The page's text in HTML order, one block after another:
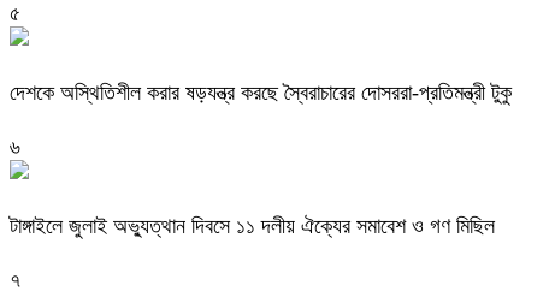
৫
দেশকে অস্থিতিশীল করার ষড়যন্ত্র করছে স্বৈরাচারের দোসররা-প্রতিমন্ত্রী টুকু
৬
টাঙ্গাইলে জুলাই অভ্যুত্থান দিবসে ১১ দলীয় ঐক্যের সমাবেশ ও গণ মিছিল
৭